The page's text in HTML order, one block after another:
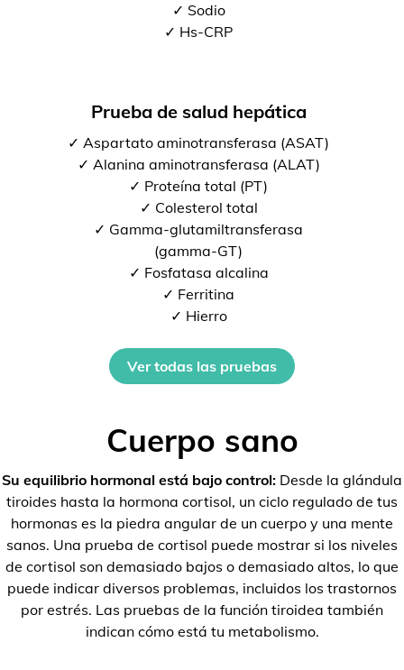
✓ Sodio
✓ Hs-CRP
Prueba de salud hepática
✓ Aspartato aminotransferasa (ASAT)
✓ Alanina aminotransferasa (ALAT)
✓ Proteína total (PT)
✓ Colesterol total
✓ Gamma-glutamiltransferasa
(gamma-GT)
✓ Fosfatasa alcalina
✓ Ferritina
✓ Hierro
Ver todas las pruebas
Cuerpo sano
Su equilibrio hormonal está bajo control: Desde la glándula
tiroides hasta la hormona cortisol, un ciclo regulado de tus
hormonas es la piedra angular de un cuerpo y una mente
sanos. Una prueba de cortisol puede mostrar si los niveles
de cortisol son demasiado bajos o demasiado altos, lo que
puede indicar diversos problemas, incluidos los trastornos
por estrés. Las pruebas de la función tiroidea también
indican cómo está tu metabolismo.